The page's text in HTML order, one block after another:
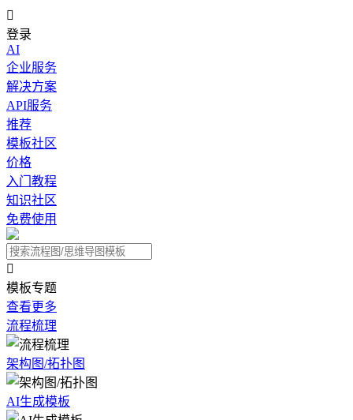

登录
AI
企业服务
解决方案
API服务
推荐
模板社区
价格
入门教程
知识社区
免费使用

模板专题
查看更多
流程梳理
架构图/拓扑图
AI生成模板